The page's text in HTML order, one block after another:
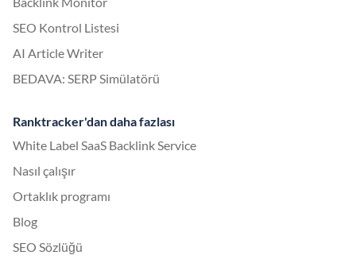
SEO Kontrol Listesi
AI Article Writer
BEDAVA: SERP Simülatörü
Ranktracker'dan daha fazlası
White Label SaaS Backlink Service
Nasıl çalışır
Ortaklık programı
Blog
SEO Sözlüğü